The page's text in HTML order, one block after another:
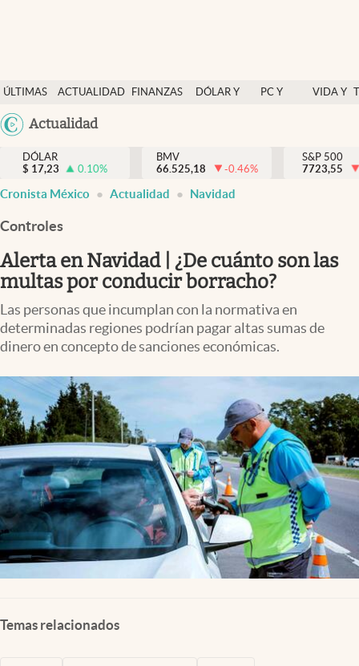
ÚLTIMAS
NOTICIAS
ACTUALIDAD
FINANZAS
DÓLAR Y
PC Y
VIDA Y
México
Actualidad
Actualidad
Finanzas y economía
Dólar y mercados
Pc y celular
Vida y estilo
Espiritualidad
Mediakit
abre en nueva pestaña
México
DÓLAR
$ 17,23 0.10%
BMV
66.525,18
-0.46%
S&P 500
7723,55
Cronista México Actualidad Navidad
Controles
Alerta en Navidad | ¿De cuánto son las
multas por conducir borracho?
Las personas que incumplan con la normativa en
determinadas regiones podrían pagar altas sumas de
dinero en concepto de sanciones económicas.
Temas relacionados